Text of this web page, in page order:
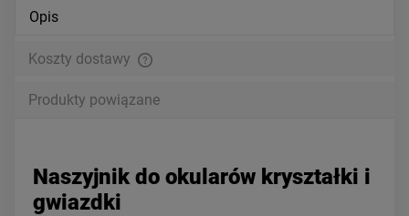
Opis
Koszty dostawy
Produkty powiązane
Naszyjnik do okularów kryształki i
gwiazdki